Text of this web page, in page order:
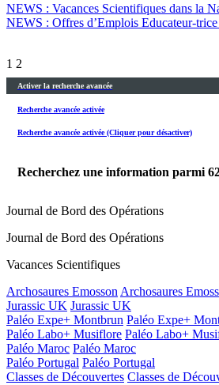
NEWS : Vacances Scientifiques dans la
NEWS : Offres d’Emplois Educateur-
1 2
Activer la recherche avancée
Recherche avancée activée
Recherche avancée activée (Cliquer pour désactiver)
Recherchez une information parmi
Journal de Bord des Opérations
Journal de Bord des Opérations
Vacances Scientifiques
Archosaures EmossonArchosaures
Jurassic UK Jurassic UK
Paléo Expe+ Montbrun Paléo Expe+
Paléo Labo+ Musiflore Paléo Labo+
Paléo Maroc Paléo Maroc
Paléo Portugal Paléo Portugal
Classes de Découvertes Classes de